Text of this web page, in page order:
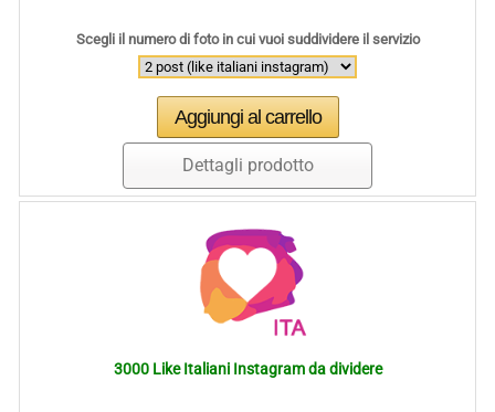
Scegli il numero di foto in cui vuoi suddividere il servizio
Dettagli prodotto
3000 Like Italiani Instagram da dividere